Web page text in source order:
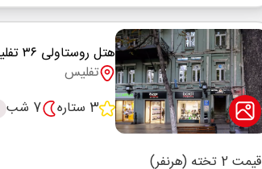
هتل روستاولی ۳۶ تفلیس
تفلیس
3 ستاره
7 شب
قیمت 2 تخته (هرنفر)